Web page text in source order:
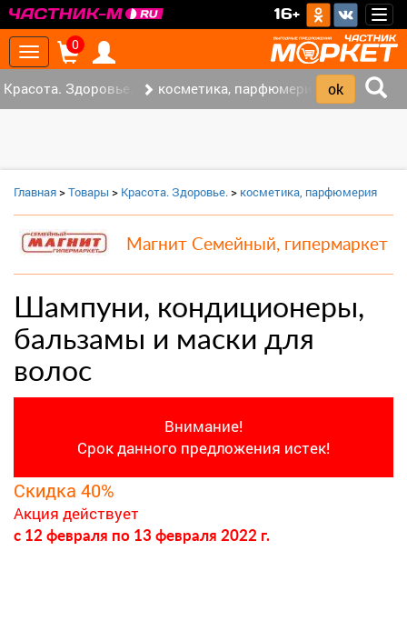
16+
Toggle
navigation
0
Красота. Здоровье. (1) косметика, парфюмерия (0)
Главная>Товары > Красота. Здоровье.> косметика, парфюмерия
Магнит Семейный, гипермаркет
Шампуни, кондиционеры,
бальзамы и маски для
волос
Внимание!
Срок данного предложения истек!
Скидка 40%
Акция действует
c 12 февраля по 13 февраля 2022 г.